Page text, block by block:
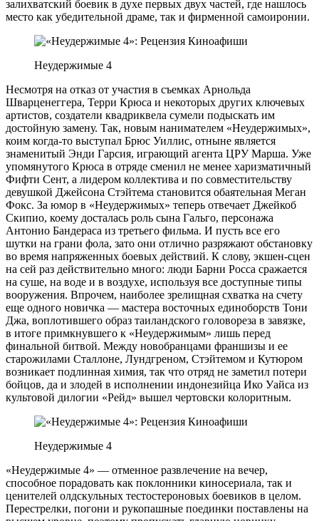
залихватский боевик в духе первых двух частей, где нашлось
место как убедительной драме, так и фирменной самоиронии.
Неудержимые 4
Несмотря на отказ от участия в съемках Арнольда
Шварценеггера, Терри Крюса и некоторых других ключевых
артистов, создатели квадриквела сумели подыскать им
достойную замену. Так, новым нанимателем «Неудержимых»,
коим когда-то выступал Брюс Уиллис, отныне является
знаменитый Энди Гарсия, играющий агента ЦРУ Марша. Уже
упомянутого Крюса в отряде сменил не менее харизматичный
Фифти Сент, а лидером коллектива и по совместительству
девушкой Джейсона Стэйтема становится обаятельная Меган
Фокс. За юмор в «Неудержимых» теперь отвечает Джейкоб
Скипио, коему досталась роль сына Гальго, персонажа
Антонио Бандераса из третьего фильма. И пусть все его
шутки на грани фола, зато они отлично разряжают обстановку
во время напряженных боевых действий. К слову, экшен-сцен
на сей раз действительно много: люди Барни Росса сражается
на суше, на воде и в воздухе, используя все доступные типы
вооружения. Впрочем, наиболее зрелищная схватка на счету
еще одного новичка — мастера восточных единоборств Тони
Джа, воплотившего образ таиландского головореза в завязке,
в итоге примкнувшего к «Неудержимым» лишь перед
финальной битвой. Между новобранцами франшизы и ее
старожилами Сталлоне, Лундгреном, Стэйтемом и Кутюром
возникает подлинная химия, так что отряд не заметил потери
бойцов, да и злодей в исполнении индонезийца Ико Уайса из
культовой дилогии «Рейд» вышел чертовски колоритным.
Неудержимые 4
«Неудержимые 4» — отменное развлечение на вечер,
способное порадовать как поклонники киносериала, так и
ценителей олдскульных тестостероновых боевиков в целом.
Перестрелки, погони и рукопашные поединки поставлены на